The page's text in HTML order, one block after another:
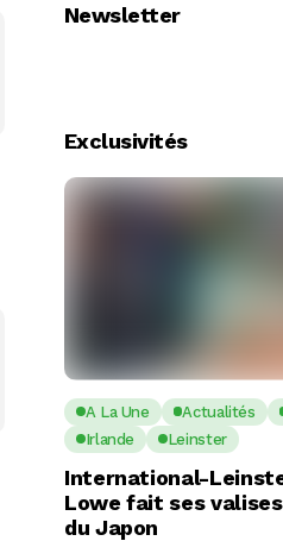
Newsletter
Exclusivités
A La Une Actualités
Irlande
Leinster
International-
Lowe fait ses
du Japon